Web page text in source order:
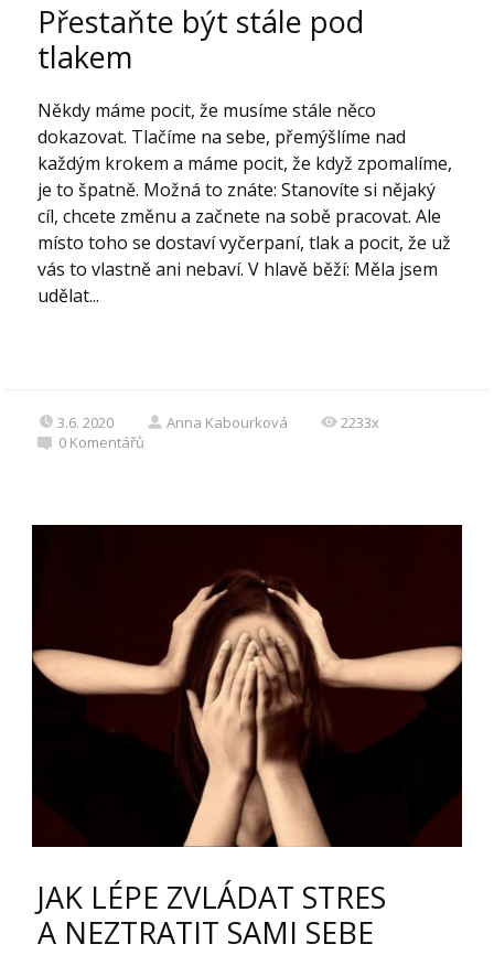
Přestaňte být stále pod
tlakem
Někdy máme pocit, že musíme stále něco
dokazovat. Tlačíme na sebe, přemýšlíme nad
každým krokem a máme pocit, že když zpomalíme,
je to špatně. Možná to znáte: Stanovíte si nějaký
cíl, chcete změnu a začnete na sobě pracovat. Ale
místo toho se dostaví vyčerpaní, tlak a pocit, že už
vás to vlastně ani nebaví. V hlavě běží: Měla jsem
udělat...
3.6. 2020 Anna Kabourková
2233x
0 Komentářů
JAK LÉPE ZVLÁDAT STRES
A NEZTRATIT SAMI SEBE